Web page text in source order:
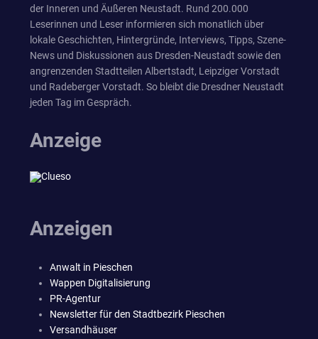
der Inneren und Äußeren Neustadt. Rund 200.000
Leserinnen und Leser informieren sich monatlich über
lokale Geschichten, Hintergründe, Interviews, Tipps, Szene-
News und Diskussionen aus Dresden-Neustadt sowie den
angrenzenden Stadtteilen Albertstadt, Leipziger Vorstadt
und Radeberger Vorstadt. So bleibt die Dresdner Neustadt
jeden Tag im Gespräch.
Anzeige
Anzeigen
Anwalt in Pieschen
Wappen Digitalisierung
PR-Agentur
Newsletter für den Stadtbezirk Pieschen
Versandhäuser